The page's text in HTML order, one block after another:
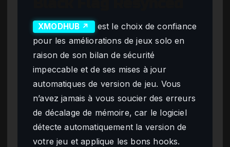
XMODHUB ↗
est le choix de confiance
pour les améliorations de jeux solo en
raison de son bilan de sécurité
impeccable et de ses mises à jour
automatiques de version de jeu. Vous
n’avez jamais à vous soucier des erreurs
de décalage de mémoire, car le logiciel
détecte automatiquement la version de
votre jeu et applique les bons hooks.